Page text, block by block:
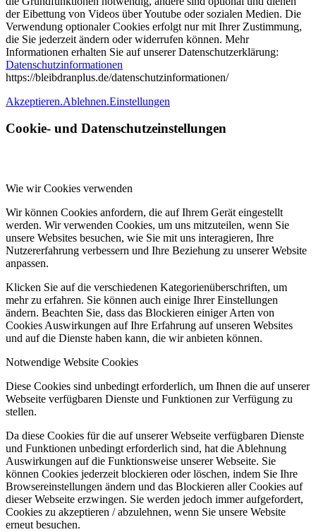
der Eibettung von Videos über Youtube oder sozialen Medien. Die
Verwendung optionaler Cookies erfolgt nur mit Ihrer Zustimmung,
die Sie jederzeit ändern oder widerrufen können. Mehr
Informationen erhalten Sie auf unserer Datenschutzerklärung:
Datenschutzinformationen
https://bleibdranplus.de/datenschutzinformationen/
Akzeptieren.Ablehnen.Einstellungen
Cookie- und Datenschutzeinstellungen
Wie wir Cookies verwenden
Wir können Cookies anfordern, die auf Ihrem Gerät eingestellt
werden. Wir verwenden Cookies, um uns mitzuteilen, wenn Sie
unsere Websites besuchen, wie Sie mit uns interagieren, Ihre
Nutzererfahrung verbessern und Ihre Beziehung zu unserer Website
anpassen.
Klicken Sie auf die verschiedenen Kategorienüberschriften, um
mehr zu erfahren. Sie können auch einige Ihrer Einstellungen
ändern. Beachten Sie, dass das Blockieren einiger Arten von
Cookies Auswirkungen auf Ihre Erfahrung auf unseren Websites
und auf die Dienste haben kann, die wir anbieten können.
Notwendige Website Cookies
Diese Cookies sind unbedingt erforderlich, um Ihnen die auf unserer
Webseite verfügbaren Dienste und Funktionen zur Verfügung zu
stellen.
Da diese Cookies für die auf unserer Webseite verfügbaren Dienste
und Funktionen unbedingt erforderlich sind, hat die Ablehnung
Auswirkungen auf die Funktionsweise unserer Webseite. Sie
können Cookies jederzeit blockieren oder löschen, indem Sie Ihre
Browsereinstellungen ändern und das Blockieren aller Cookies auf
dieser Webseite erzwingen. Sie werden jedoch immer aufgefordert,
Cookies zu akzeptieren / abzulehnen, wenn Sie unsere Website
erneut besuchen.